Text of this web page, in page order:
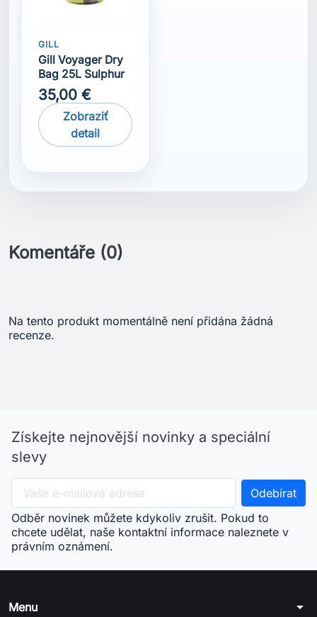
GILL
Gill Voyager Dry
Bag 25L Sulphur
35,00 €
Zobraziť
detail
Komentáře (0)
Na tento produkt momentálně není přidána žádná
recenze.
Získejte nejnovější novinky a speciální
slevy
Odběr novinek můžete kdykoliv zrušit. Pokud to
chcete udělat, naše kontaktní informace naleznete v
právním oznámení.
Menu arrow_drop_down